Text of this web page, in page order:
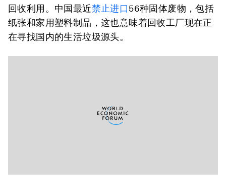
回收利用。中国最近禁止进口56种固体废物，包括
纸张和家用塑料制品，这也意味着回收工厂现在正
在寻找国内的生活垃圾源头。